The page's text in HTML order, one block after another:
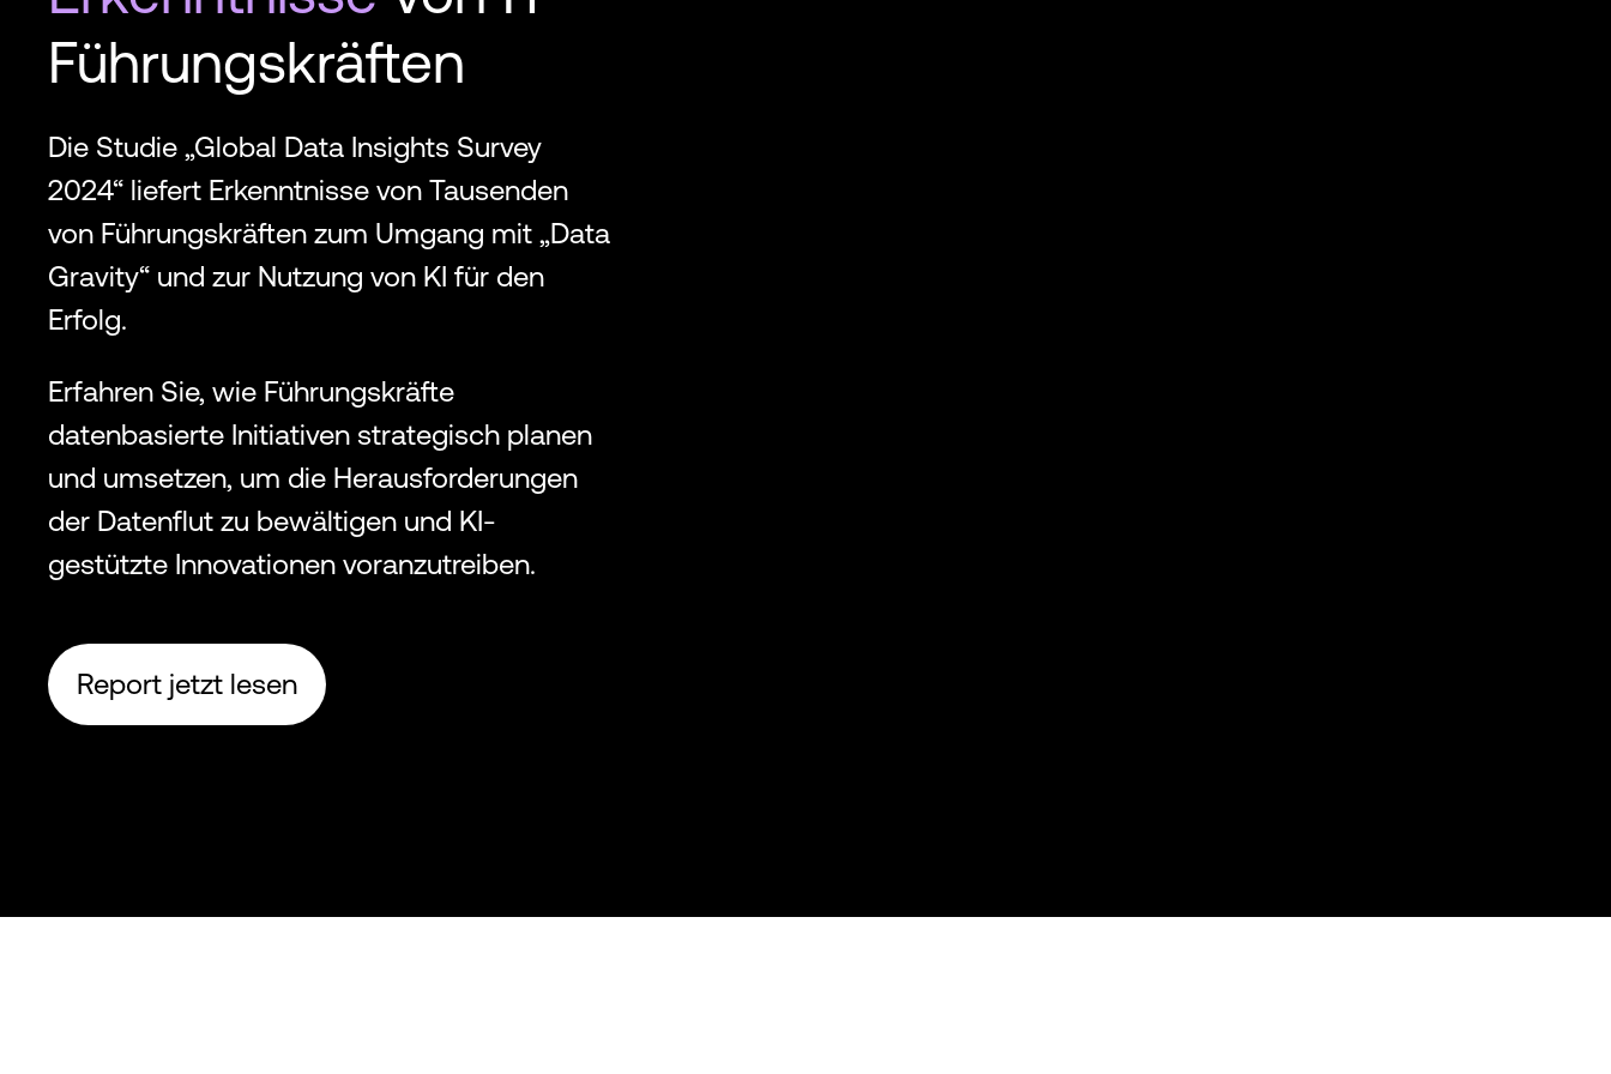
Führungskräften
Die Studie „Global Data Insights Survey
2024“ liefert Erkenntnisse von Tausenden
von Führungskräften zum Umgang mit „Data
Gravity“ und zur Nutzung von KI für den
Erfolg.
Erfahren Sie, wie Führungskräfte
datenbasierte Initiativen strategisch planen
und umsetzen, um die Herausforderungen
der Datenflut zu bewältigen und KI-
gestützte Innovationen voranzutreiben.
Report jetzt lesen